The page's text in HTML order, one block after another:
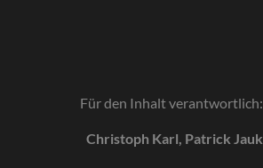
Für den Inhalt verantwortlich:
Christoph Karl, Patrick Jauk